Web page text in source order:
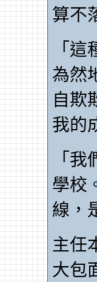
算不
「
為然
自欺
我的
「
學校
線，
主任
大包